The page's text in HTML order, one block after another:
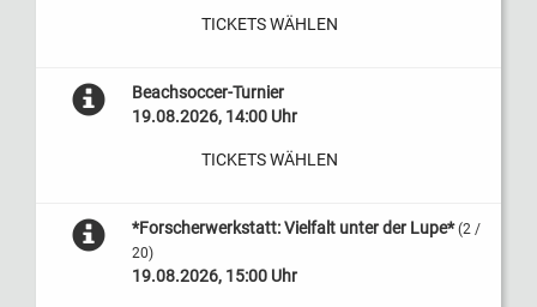
TICKETS WÄHLEN
Beachsoccer-Turnier
19.08.2026, 14:00 Uhr
TICKETS WÄHLEN
*Forscherwerkstatt: Vielfalt unter der Lupe* (2 /
20)
19.08.2026, 15:00 Uhr